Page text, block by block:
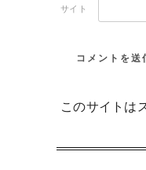
サイト
このサイトは